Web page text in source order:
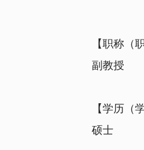
【职称（职
副教授
【学历（学
硕士